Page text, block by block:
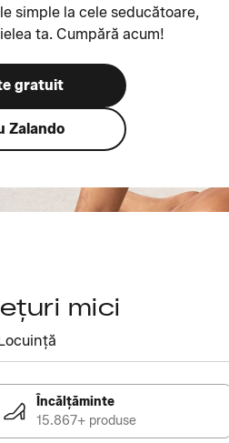
simple la cele seducătoare,
ta. Cumpără acum!
gratuit
Zalando
mici
Încălțăminte
15.867+ produse